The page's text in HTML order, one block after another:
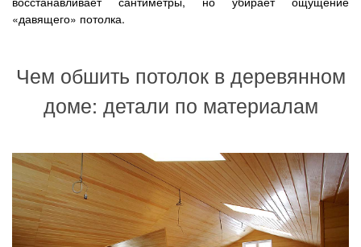
«давящего» потолка.
Чем обшить потолок в деревянном
доме: детали по материалам